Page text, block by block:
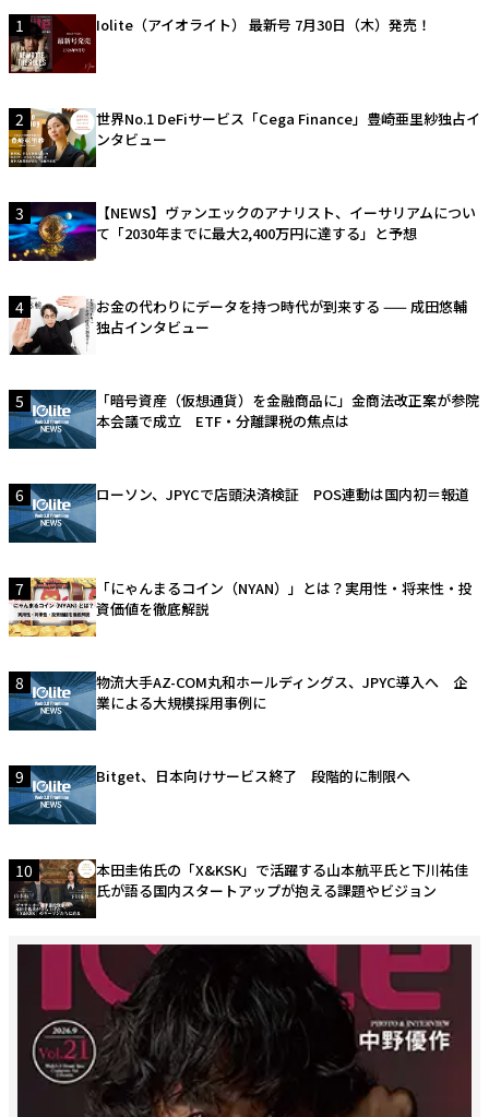
1 Iolite（アイオライト） 最新号 7月30日（木）発売！
2
世界No.1 DeFiサービス「Cega Finance」豊崎亜里紗独占イ
ンタビュー
3
【NEWS】ヴァンエックのアナリスト、イーサリアムについ
て「2030年までに最大2,400万円に達する」と予想
4
お金の代わりにデータを持つ時代が到来する —— 成田悠輔
独占インタビュー
5
「暗号資産（仮想通貨）を金融商品に」金商法改正案が参院
本会議で成立 ETF・分離課税の焦点は
6 ローソン、JPYCで店頭決済検証 POS連動は国内初＝報道
7
「にゃんまるコイン（NYAN）」とは？実用性・将来性・投
資価値を徹底解説
8
物流大手AZ-COM丸和ホールディングス、JPYC導入へ 企
業による大規模採用事例に
9 Bitget、日本向けサービス終了 段階的に制限へ
10
本田圭佑氏の「X&KSK」で活躍する山本航平氏と下川祐佳
氏が語る国内スタートアップが抱える課題やビジョン